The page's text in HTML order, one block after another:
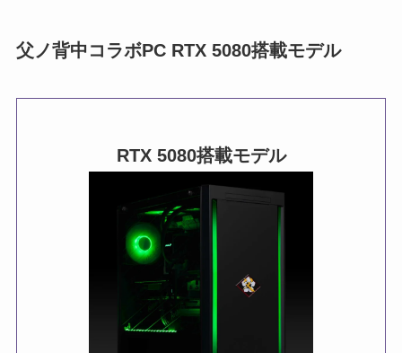
父ノ背中コラボPC RTX 5080搭載モデル
RTX 5080搭載モデル